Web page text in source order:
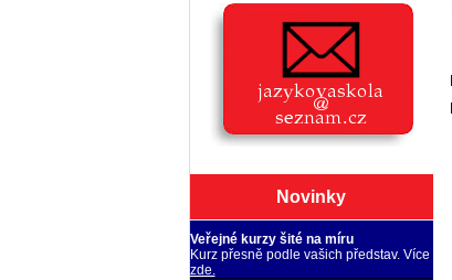
Novinky
Veřejné kurzy šité na míru
Kurz přesně podle vašich představ. Více
zde.